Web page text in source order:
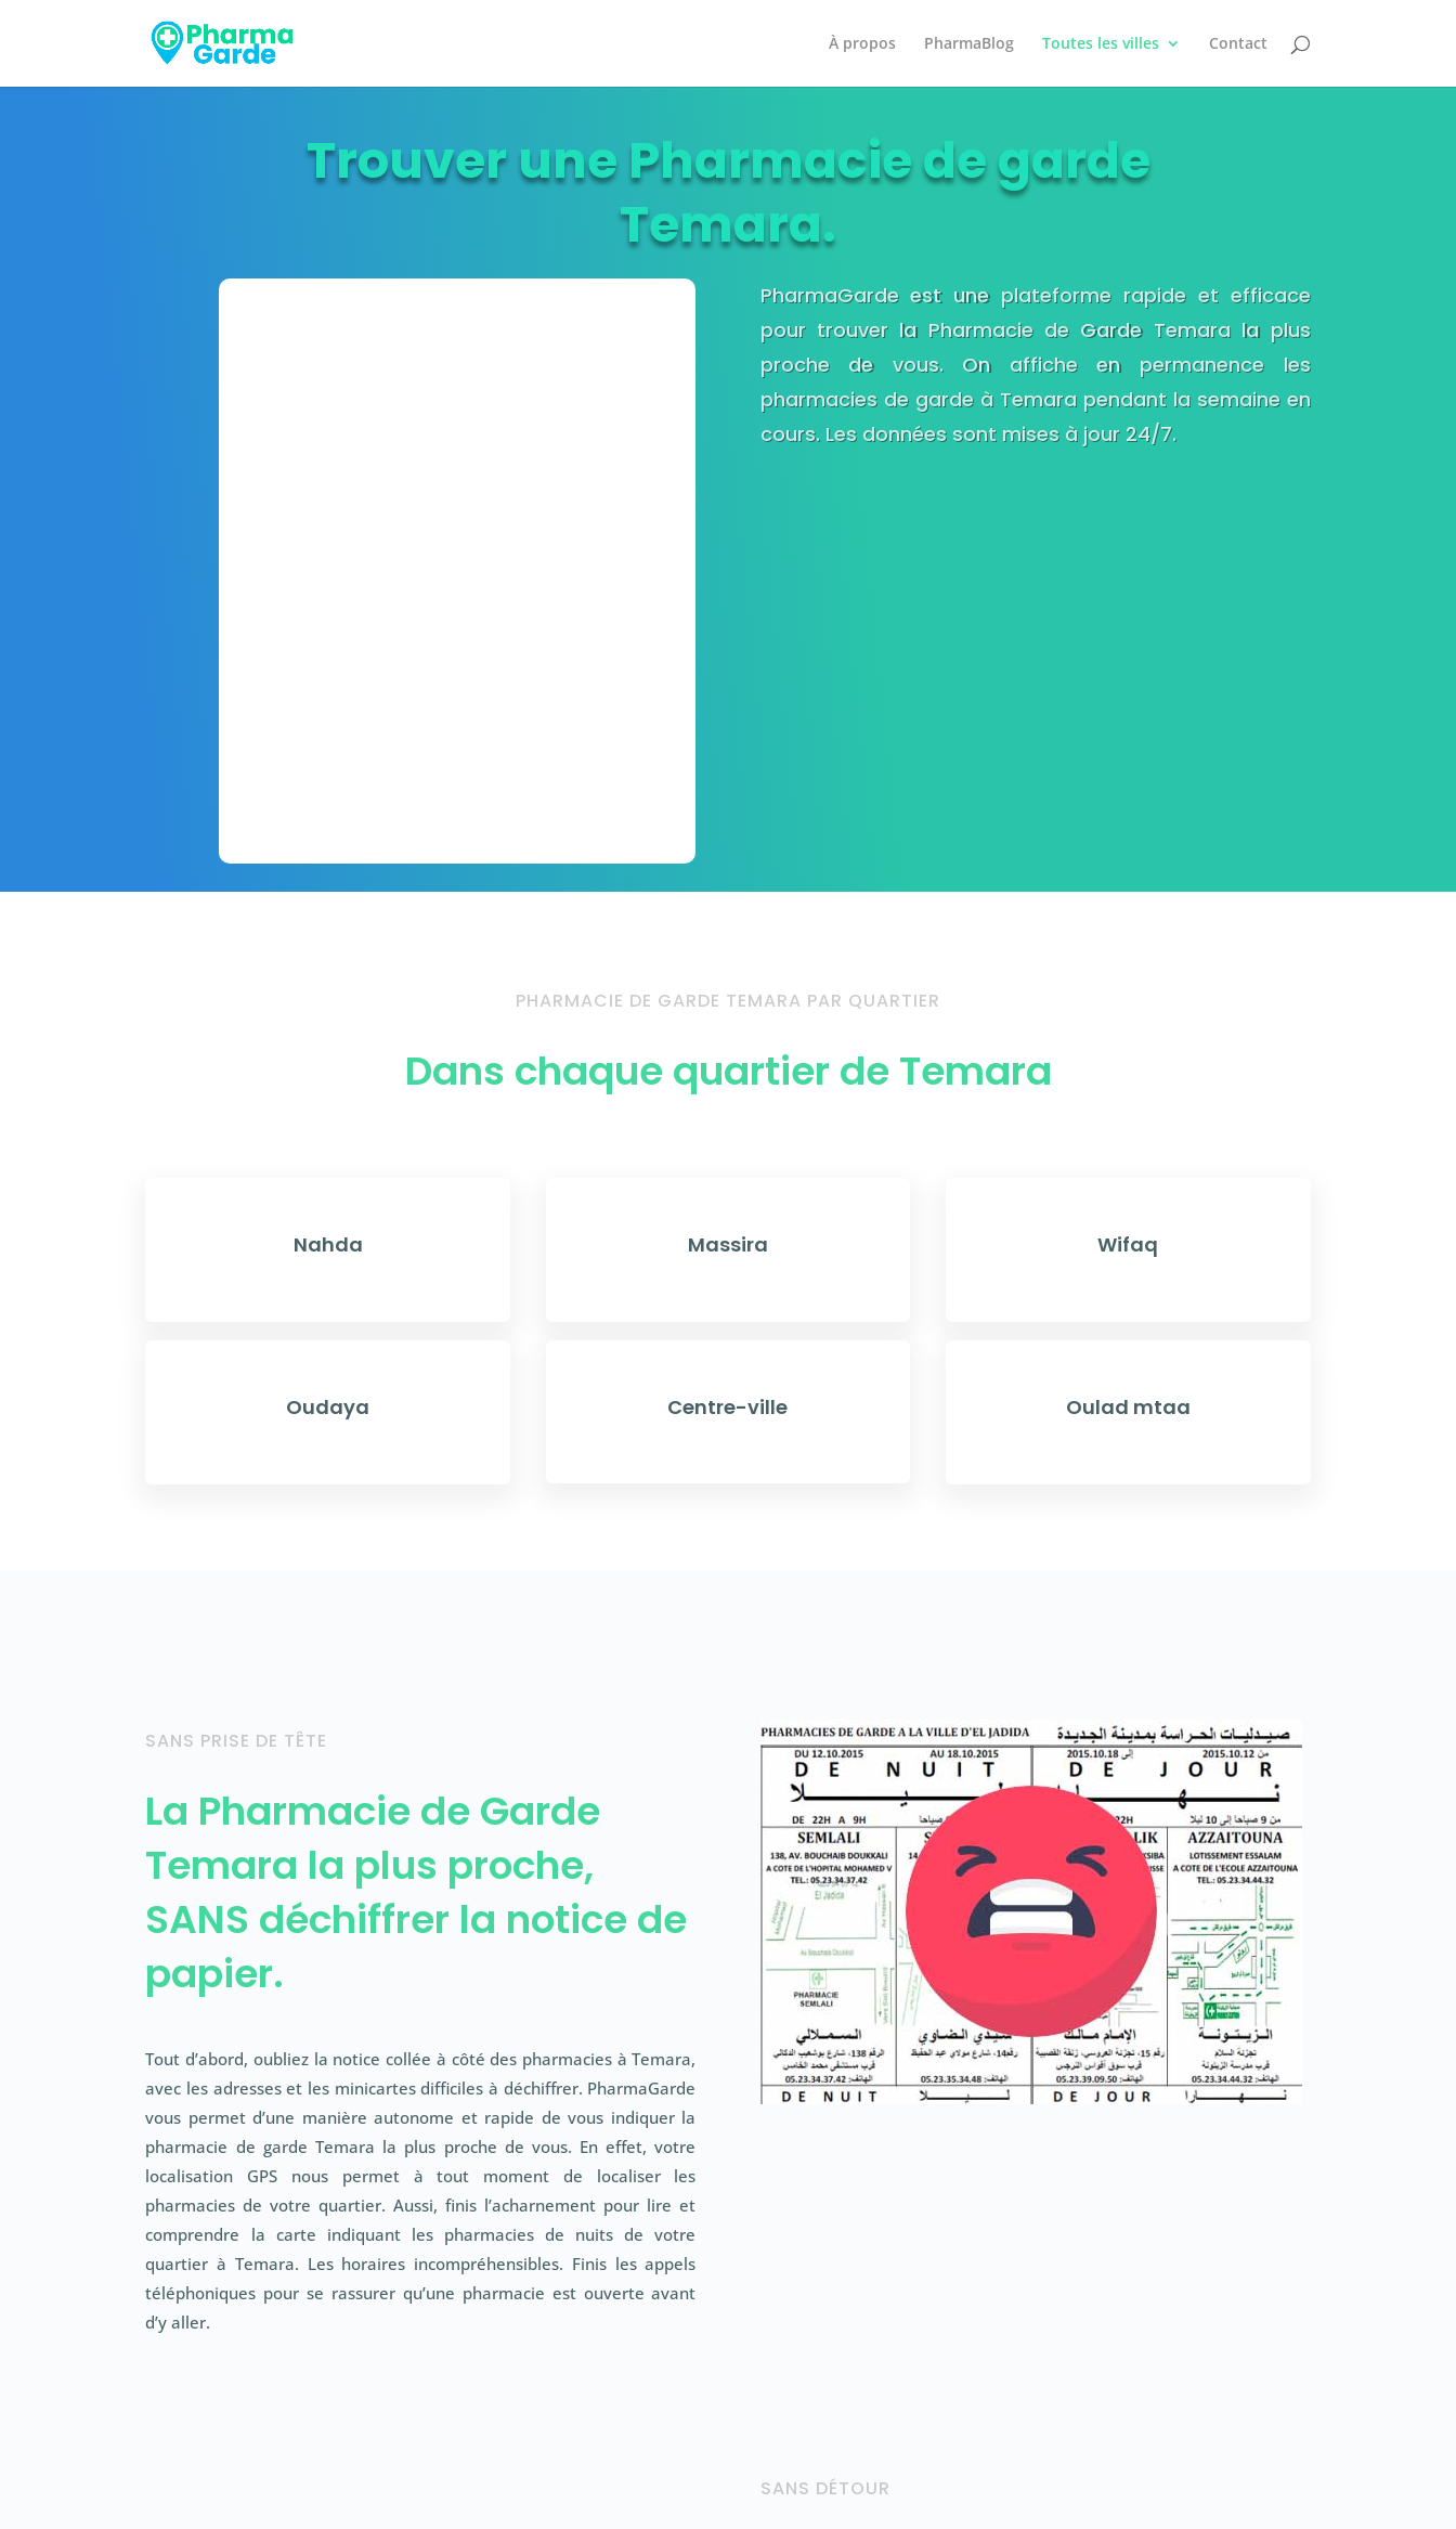
À propos PharmaBlog Toutes les villes Contact
Trouver une Pharmacie de garde
Temara.
PharmaGarde est une plateforme rapide et efficace
pour trouver la Pharmacie de Garde Temara la plus
proche de vous. On affiche en permanence les
pharmacies de garde à Temara pendant la semaine en
cours. Les données sont mises à jour 24/7.
PHARMACIE DE GARDE TEMARA PAR QUARTIER
Dans chaque quartier de Temara
Nahda
Oudaya
Massira
Centre-ville
Wifaq
Oulad mtaa
SANS PRISE DE TÊTE
La Pharmacie de Garde
Temara la plus proche,
SANS déchiffrer la notice de
papier.
Tout d’abord, oubliez la notice collée à côté des pharmacies à Temara,
avec les adresses et les minicartes difficiles à déchiffrer. PharmaGarde
vous permet d’une manière autonome et rapide de vous indiquer la
pharmacie de garde Temara la plus proche de vous. En effet, votre
localisation GPS nous permet à tout moment de localiser les
pharmacies de votre quartier. Aussi, finis l’acharnement pour lire et
comprendre la carte indiquant les pharmacies de nuits de votre
quartier à Temara. Les horaires incompréhensibles. Finis les appels
téléphoniques pour se rassurer qu’une pharmacie est ouverte avant
d’y aller.
SANS DÉTOUR